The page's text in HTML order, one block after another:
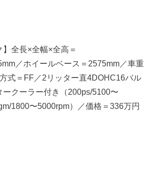
】全長×全幅×全高＝
／ホイールベース＝2575mm／車重
式＝FF／2リッター直4DOHC16バル
ークーラー付き（200ps/5100〜
1800〜5000rpm）／価格＝336万円